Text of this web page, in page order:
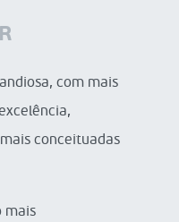
com mais
conceituadas
mais